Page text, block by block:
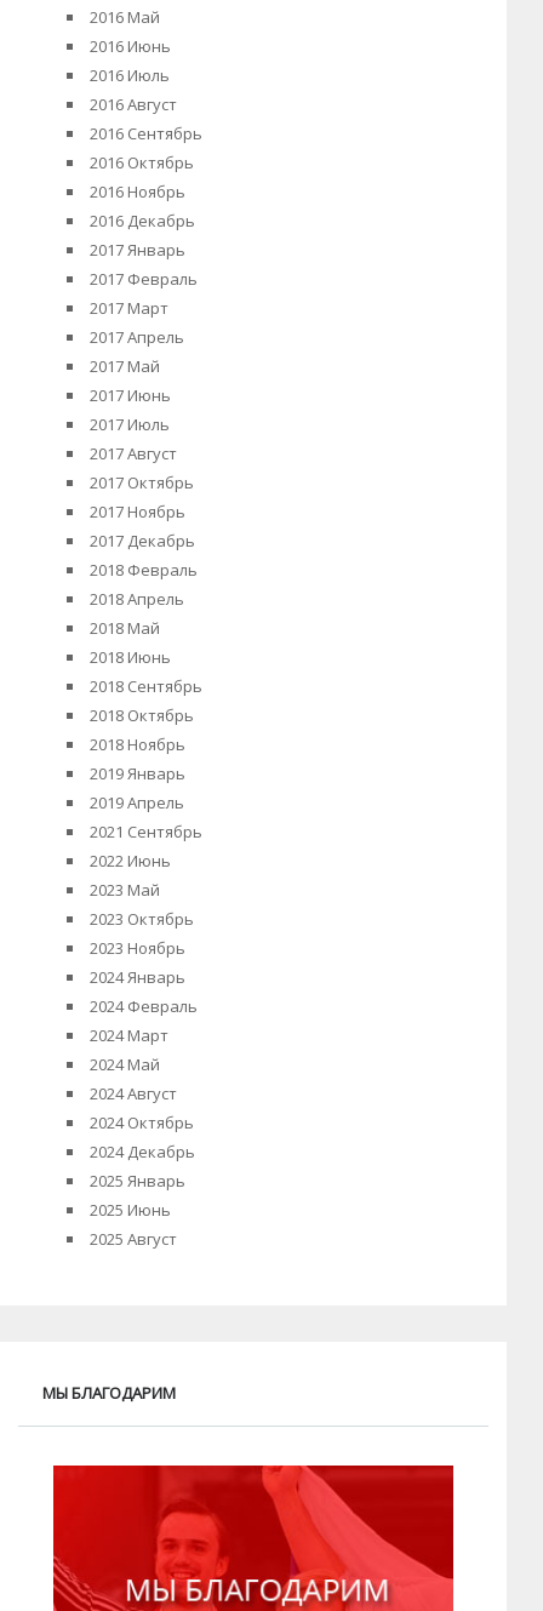
2016 Май
2016 Июнь
2016 Июль
2016 Август
2016 Сентябрь
2016 Октябрь
2016 Ноябрь
2016 Декабрь
2017 Январь
2017 Февраль
2017 Март
2017 Апрель
2017 Май
2017 Июнь
2017 Июль
2017 Август
2017 Октябрь
2017 Ноябрь
2017 Декабрь
2018 Февраль
2018 Апрель
2018 Май
2018 Июнь
2018 Сентябрь
2018 Октябрь
2018 Ноябрь
2019 Январь
2019 Апрель
2021 Сентябрь
2022 Июнь
2023 Май
2023 Октябрь
2023 Ноябрь
2024 Январь
2024 Февраль
2024 Март
2024 Май
2024 Август
2024 Октябрь
2024 Декабрь
2025 Январь
2025 Июнь
2025 Август
МЫ БЛАГОДАРИМ